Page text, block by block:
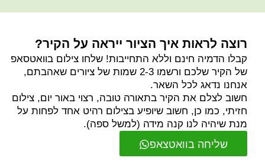
שליחה בוואטצאפ
רוצה לראות איך הציור ייראה על הקיר?
קבלו הדמיה חינם וללא התחייבות! שלחו צילום בוואטסאפ
של הקיר שלכם ורשמו 2-3 שמות של ציורים שאהבתם,
אנחנו נדאג לכל השאר.
חשוב לצלם את הקיר בתאורה טובה, רצוי באור יום, צילום
חזיתי, כמו כן, חשוב שיופיע בצילום רהיט אחד לפחות על
מנת שיהיה לנו קנה מידה (למשל ספה).